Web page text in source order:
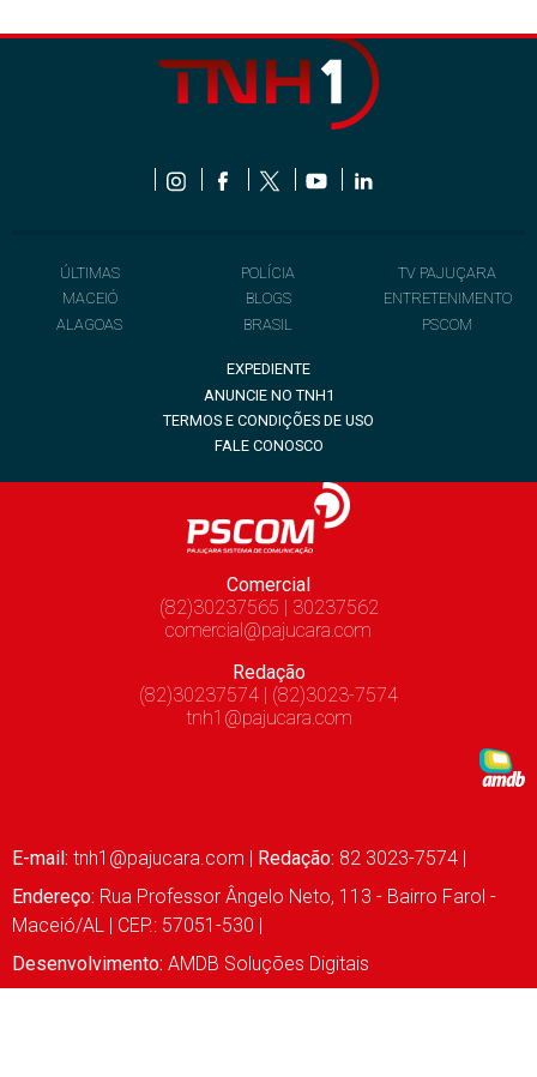
ÚLTIMAS
MACEIÓ
ALAGOAS
POLÍCIA
BLOGS
BRASIL
TV PAJUÇARA
ENTRETENIMENTO
PSCOM
EXPEDIENTE
ANUNCIE NO TNH1
TERMOS E CONDIÇÕES DE USO
FALE CONOSCO
Comercial
(82)30237565 | 30237562
comercial@pajucara.com
Redação
(82)30237574 | (82)3023-7574
tnh1@pajucara.com
E-mail: tnh1@pajucara.com Redação: 82 3023-7574 |
Endereço: Rua Professor Ângelo Neto, 113 - Bairro Farol -
Maceió/AL | CEP.: 57051-530 |
Desenvolvimento: AMDB Soluções Digitais